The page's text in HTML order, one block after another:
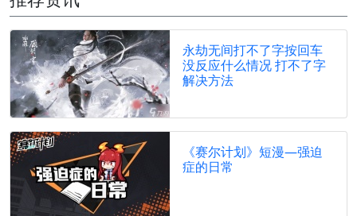
永劫无间打不了字按回车
没反应什么情况 打不了字
解决方法
《赛尔计划》短漫—强迫
症的日常